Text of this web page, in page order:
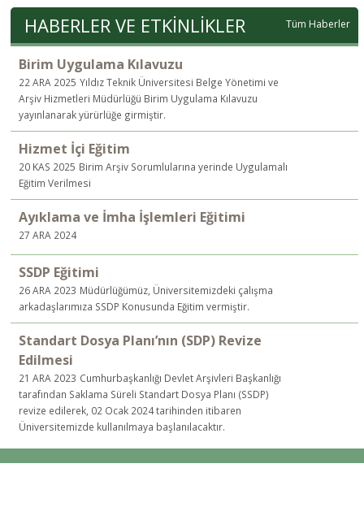
HABERLER VE ETKİNLİKLER Tüm Haberler
Birim Uygulama Kılavuzu
22 ARA 2025 Yıldız Teknik Üniversitesi Belge Yönetimi ve
Arşiv Hizmetleri Müdürlüğü Birim Uygulama Kılavuzu
yayınlanarak yürürlüğe girmiştir.
Hizmet İçi Eğitim
20 KAS 2025 Birim Arşiv Sorumlularına yerinde Uygulamalı
Eğitim Verilmesi
Ayıklama ve İmha İşlemleri Eğitimi
27 ARA 2024
SSDP Eğitimi
26 ARA 2023 Müdürlüğümüz, Üniversitemizdeki çalışma
arkadaşlarımıza SSDP Konusunda Eğitim vermiştir.
Standart Dosya Planı’nın (SDP) Revize
Edilmesi
21 ARA 2023 Cumhurbaşkanlığı Devlet Arşivleri Başkanlığı
tarafından Saklama Süreli Standart Dosya Planı (SSDP)
revize edilerek, 02 Ocak 2024 tarihinden itibaren
Üniversitemizde kullanılmaya başlanılacaktır.